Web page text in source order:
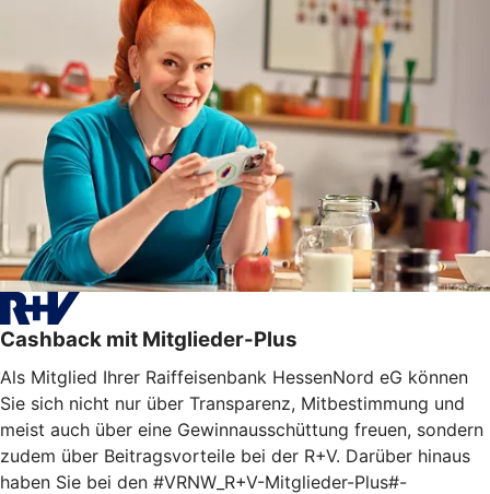
Cashback mit Mitglieder-Plus
Als Mitglied Ihrer Raiffeisenbank HessenNord eG können
Sie sich nicht nur über Transparenz, Mitbestimmung und
meist auch über eine Gewinnausschüttung freuen, sondern
zudem über Beitragsvorteile bei der R+V. Darüber hinaus
haben Sie bei den #VRNW_R+V-Mitglieder-Plus#-